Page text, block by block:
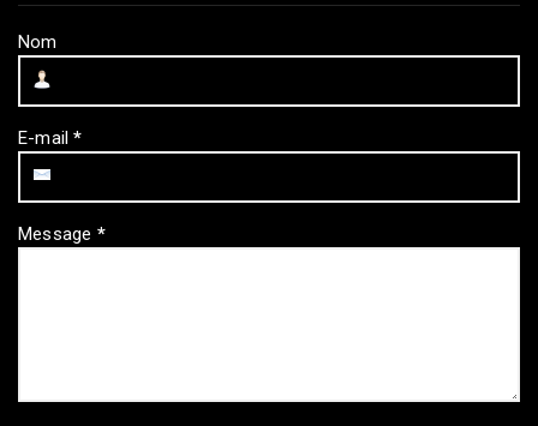
Nom
E-mail*
Message *